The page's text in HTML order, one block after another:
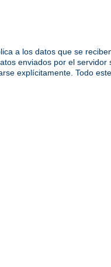
a los datos que se
enviados por el servidor
explícitamente. Todo